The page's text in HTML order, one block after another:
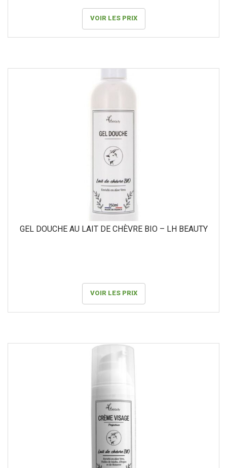
VOIR LES PRIX
GEL DOUCHE AU LAIT DE CHÈVRE BIO – LH BEAUTY
VOIR LES PRIX